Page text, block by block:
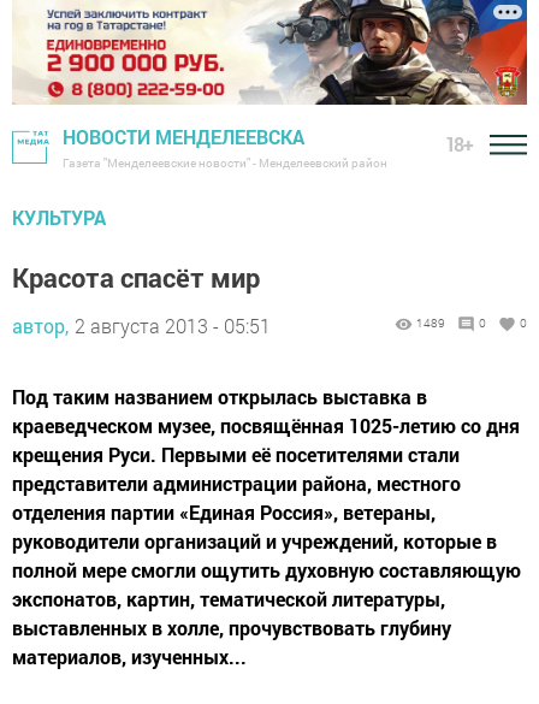
НОВОСТИ МЕНДЕЛЕЕВСКА
Газета "Менделеевские новости" - Менделеевский район
18+
КУЛЬТУРА
Красота спасёт мир
автор, 2 августа 2013 - 05:51 1489 0 0
Под таким названием открылась выставка в
краеведческом музее, посвящённая 1025-летию со дня
крещения Руси. Первыми её посетителями стали
представители администрации района, местного
отделения партии «Единая Россия», ветераны,
руководители организаций и учреждений, которые в
полной мере смогли ощутить духовную составляющую
экспонатов, картин, тематической литературы,
выставленных в холле, прочувствовать глубину
материалов, изученных...